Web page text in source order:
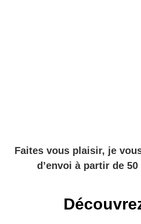
Faites vous plaisir, je
d’envoi à partir de 50